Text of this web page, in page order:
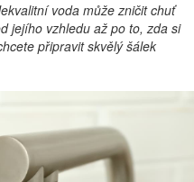
voda může zničit chuť
jejího vzhledu až po to, zda si
připravit skvělý šálek